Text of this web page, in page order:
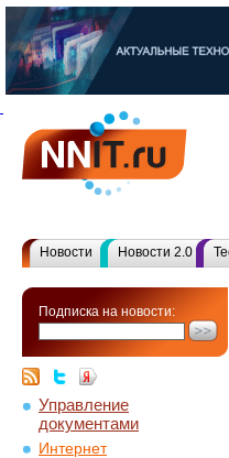
Новости Новости 2.0
Подписка на новости:
Управление
документами
Интернет